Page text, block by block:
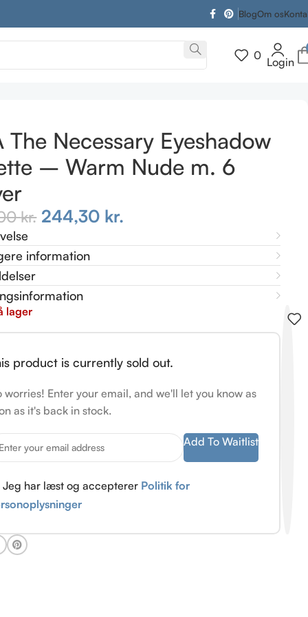
BlogOm os
0 Login
The Necessary Eyeshadow
– Warm Nude m. 6
kr. 244,30 kr.
information
lager
product is currently sold out.
worries! Enter your email, and we'll let you know as
as it's back in stock.
Add To Waitlist
Jeg har læst og accepterer Politik for